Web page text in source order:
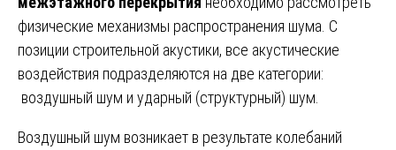
физические механизмы распространения шума. С
позиции строительной акустики, все акустические
воздействия подразделяются на две категории:
воздушный шум и ударный (структурный) шум.
Воздушный шум возникает в результате колебаний